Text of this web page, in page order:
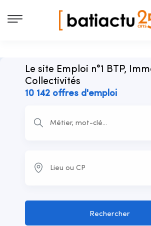
Le site Emploi n°1 BTP,
Collectivités
10 142 offres d'emploi
Rechercher